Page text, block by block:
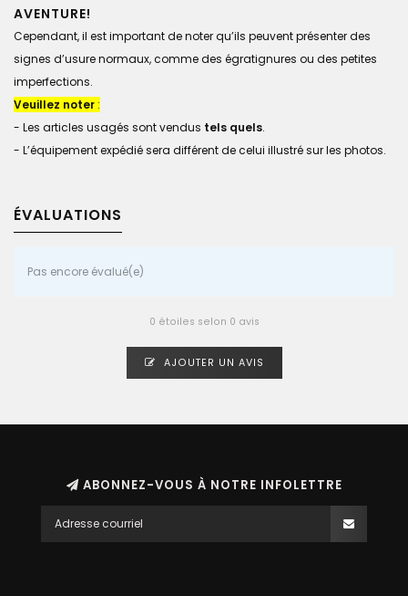
AVENTURE!
Cependant, il est important de noter qu’ils peuvent présenter des
signes d’usure normaux, comme des égratignures ou des petites
imperfections.
Veuillez noter :
- Les articles usagés sont vendus tels quels.
- L’équipement expédié sera différent de celui illustré sur les photos.
ÉVALUATIONS
Pas encore évalué(e)
0 étoiles selon 0 avis
AJOUTER UN AVIS
ABONNEZ-VOUS À NOTRE INFOLETTRE